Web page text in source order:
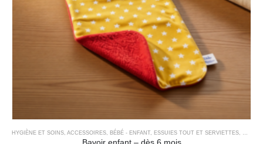
HYGIÈNE ET SOINS, ACCESSOIRES, BÉBÉ - ENFANT, ESSUIES TOUT ET SERVIETTES,